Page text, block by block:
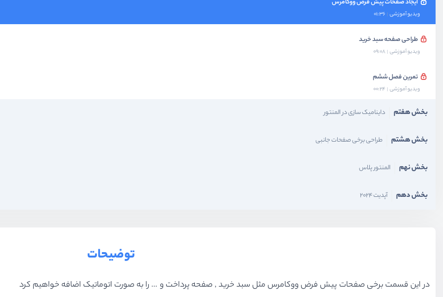
ایجاد صفحات پیش فرض ووکامرس
ویدیو آموزشی 01:36
طراحی صفحه سبد خرید
ویدیو آموزشی 09:08
تمرین فصل ششم
ویدیو آموزشی 00:24
بخش هفتم داینامیک سازی در المنتور
بخش هشتم طراحی برخی صفحات جانبی
بخش نهم المنتور پلاس
بخش دهم آپدیت 2024
توضیحات
در این قسمت برخی صفحات پیش فرض ووکامرس مثل سبد خرید, صفحه پرداخت و ... را به صورت اتوماتیک اضافه خواهیم کرد